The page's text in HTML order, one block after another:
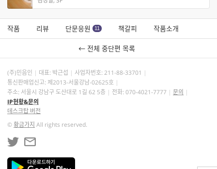
작품 리뷰 단문응원 11 책갈피 작품소개
← 전체 중단편 목록
(주)민음인 대표: 박근섭 사업자번호: 211-88-33701
통신판매업신고: 제2013-서울강남-02625호
주소: 서울시 강남구 도산대로 1길 62 5층
전화: 070-4021-7777
문의
IP현황&문의
데스크탑 버전
©황금가지 All rights reserved.